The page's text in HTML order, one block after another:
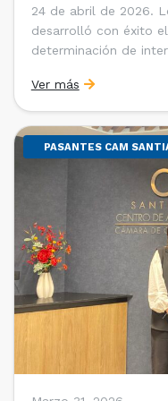
24 de abril de 2026.
desarrolló con éxito
determinación de
Universidad Católica
de la Universidad de
[…]
Ver más
PASANTES CAM